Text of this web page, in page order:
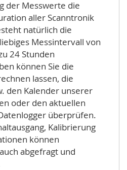
der Messwerte die
aller Scanntronik
natürlich die
Messintervall von
24 Stunden
können Sie die
lassen, die
den Kalender unserer
oder den aktuellen
überprüfen.
Kalibrierung
können
abgefragt und